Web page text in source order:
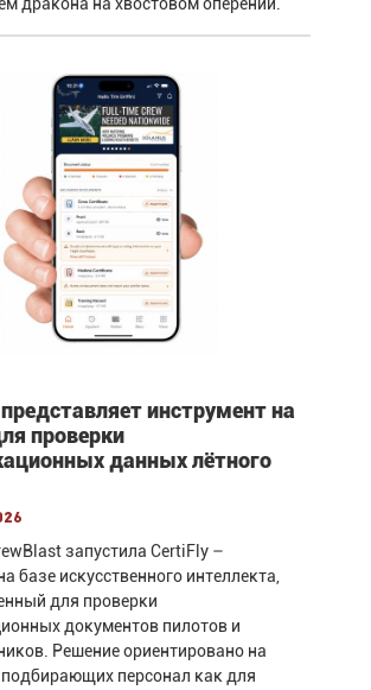
дракона на хвостовом оперении.
инструмент на
проверки
данных лётного
запустила CertiFly –
базе искусственного интеллекта,
для проверки
документов пилотов и
Решение ориентировано на
подбирающих персонал как для